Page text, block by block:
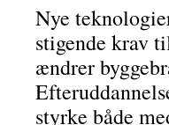
Nye
stigende krav
ændrer
styrke både